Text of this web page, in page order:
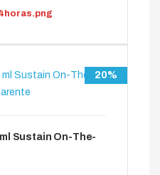
20%
Sustain On-The-